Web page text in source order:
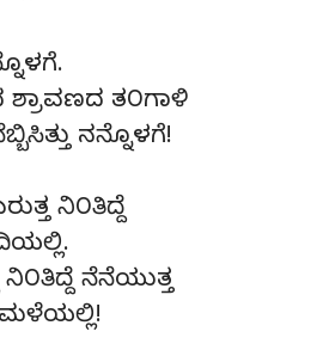
ಶ್ರಾವಣದ ತ೦ಗಾಳಿ
ನನ್ನೊಳಗೆ!
ನಿ೦ತಿದ್ದೆ
ನೆನೆಯುತ್ತ
ಮಳೆಯಲ್ಲಿ!